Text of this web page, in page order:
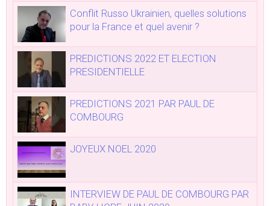
Conflit Russo Ukrainien, quelles solutions
pour la France et quel avenir ?
PREDICTIONS 2022 ET ELECTION
PRESIDENTIELLE
PREDICTIONS 2021 PAR PAUL DE
COMBOURG
JOYEUX NOEL 2020
INTERVIEW DE PAUL DE COMBOURG PAR